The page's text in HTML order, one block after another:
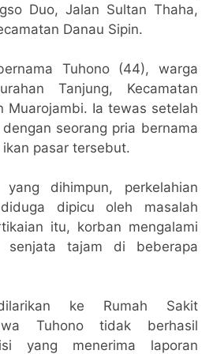
Duo, Jalan Sultan Thaha,
Danau Sipin.
Tuhono (44), warga
Tanjung, Kecamatan
Muarojambi. Ia tewas setelah
seorang pria bernama
pasar tersebut.
dihimpun, perkelahian
dipicu oleh masalah
itu, korban mengalami
senjata tajam di beberapa
ke Rumah Sakit
Tuhono tidak berhasil
yang menerima laporan